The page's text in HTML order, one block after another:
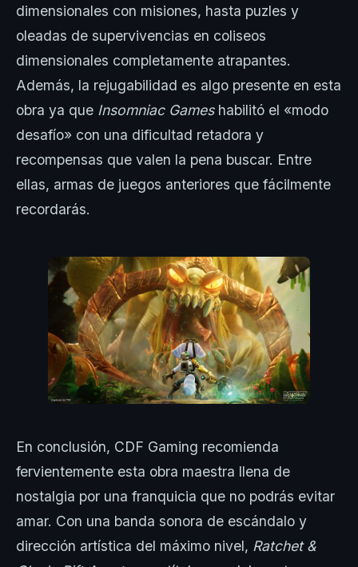
dimensionales con misiones, hasta puzles y
oleadas de supervivencias en coliseos
dimensionales completamente atrapantes.
Además, la rejugabilidad es algo presente en esta
obra ya que Insomniac Gameshabilitó el «modo
desafío» con una dificultad retadora y
recompensas que valen la pena buscar. Entre
ellas, armas de juegos anteriores que fácilmente
recordarás.
En conclusión, CDF Gaming recomienda
fervientemente esta obra maestra llena de
nostalgia por una franquicia que no podrás evitar
amar. Con una banda sonora de escándalo y
dirección artística del máximo nivel, Ratchet &